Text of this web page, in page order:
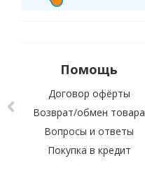
Помощь
Договор офёрты
Возврат/обмен товара
Вопросы и ответы
Покупка в кредит